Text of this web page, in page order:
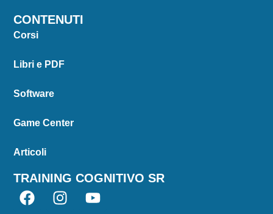
CONTENUTI
Corsi
Libri e PDF
Software
Game Center
Articoli
TRAINING COGNITIVO SR